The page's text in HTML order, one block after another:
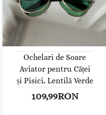
Ochelari de Soare
Aviator pentru Căței
și Pisici, Lentilă Verde
109,99RON